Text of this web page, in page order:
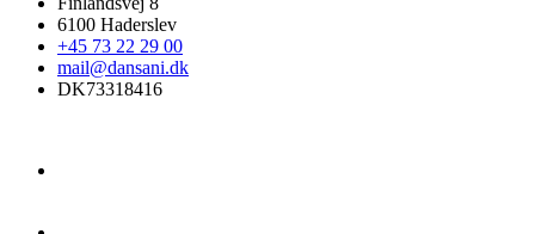
6100 Haderslev
+45 73 22 29 00
mail@dansani.dk
DK73318416